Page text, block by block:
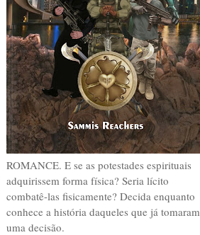
ROMANCE. E se as potestades espirituais
adquirissem forma física? Seria lícito
combatê-las fisicamente? Decida enquanto
conhece a história daqueles que já tomaram
uma decisão.